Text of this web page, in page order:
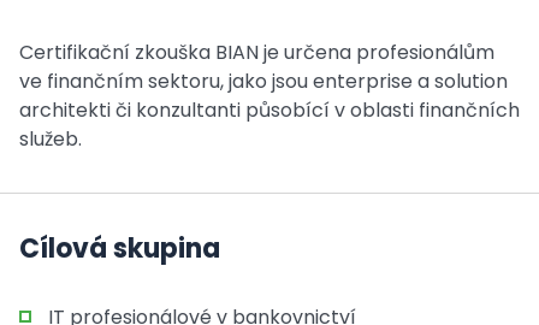
Certifikační zkouška BIAN je určena profesionálům
ve finančním sektoru, jako jsou enterprise a solution
architekti či konzultanti působící v oblasti finančních
služeb.
Cílová skupina
IT profesionálové v bankovnictví